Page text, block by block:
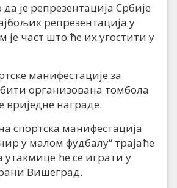
је репрезентација Србије
репрезентација у
је част што ће их угостити у
манифестације за
организована томбола
вриједне награде.
спортска манифестација
у малом фудбалу“ трајаће
утакмице ће се играти у
Вишеград.